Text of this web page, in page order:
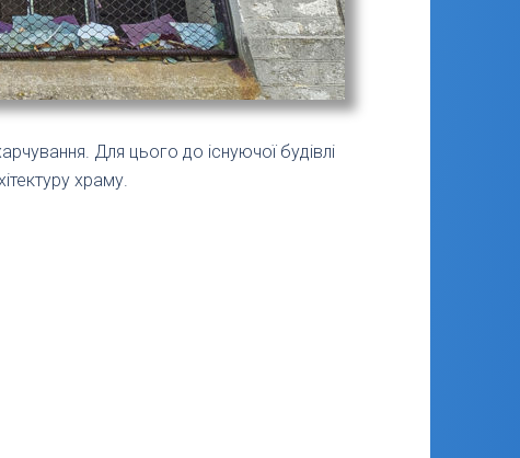
Для цього до існуючої будівлі
храму.